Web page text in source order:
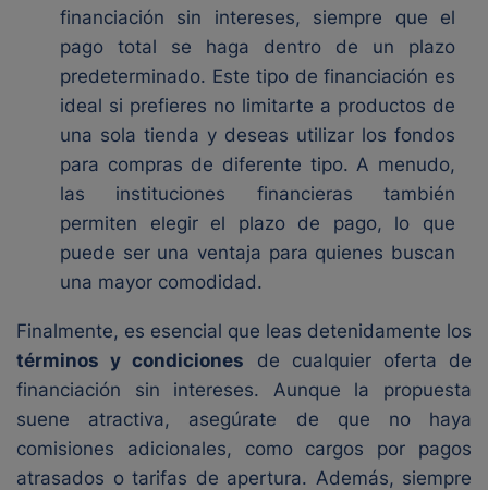
financiación sin intereses, siempre que el
pago total se haga dentro de un plazo
predeterminado. Este tipo de financiación es
ideal si prefieres no limitarte a productos de
una sola tienda y deseas utilizar los fondos
para compras de diferente tipo. A menudo,
las instituciones financieras también
permiten elegir el plazo de pago, lo que
puede ser una ventaja para quienes buscan
una mayor comodidad.
Finalmente, es esencial que leas detenidamente los
términos y condiciones de cualquier oferta de
financiación sin intereses. Aunque la propuesta
suene atractiva, asegúrate de que no haya
comisiones adicionales, como cargos por pagos
atrasados o tarifas de apertura. Además, siempre